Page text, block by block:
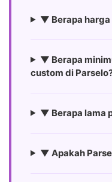
▼ Berapa
▼ Berapa
custom di
▼ Berapa lama
▼ Apakah